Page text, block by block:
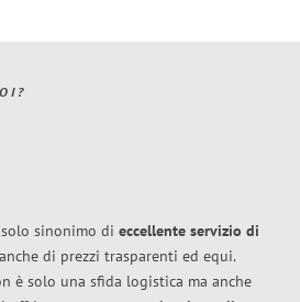
sinonimo di eccellente servizio di
di prezzi trasparenti ed equi.
è solo una sfida logistica ma anche